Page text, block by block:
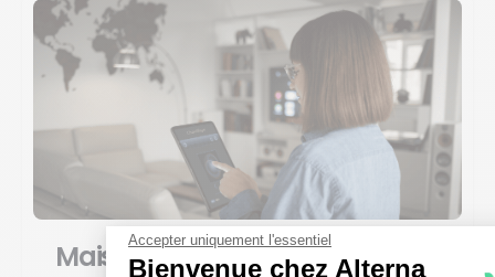
Maison neuve connectée :
Accepter uniquement l'essentiel
Bienvenue chez Alterna